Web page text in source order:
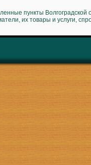
пункты Волгоградской
их товары и услуги,